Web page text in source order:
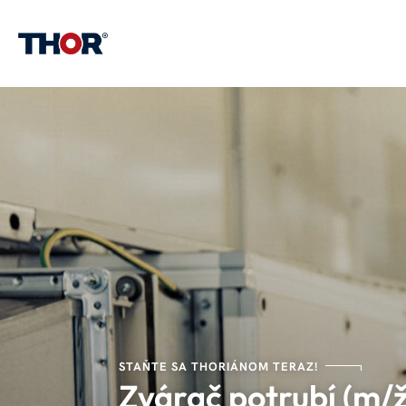
STAŇTE SA THORIÁNOM TERAZ!
Zvárač potrubí (m/